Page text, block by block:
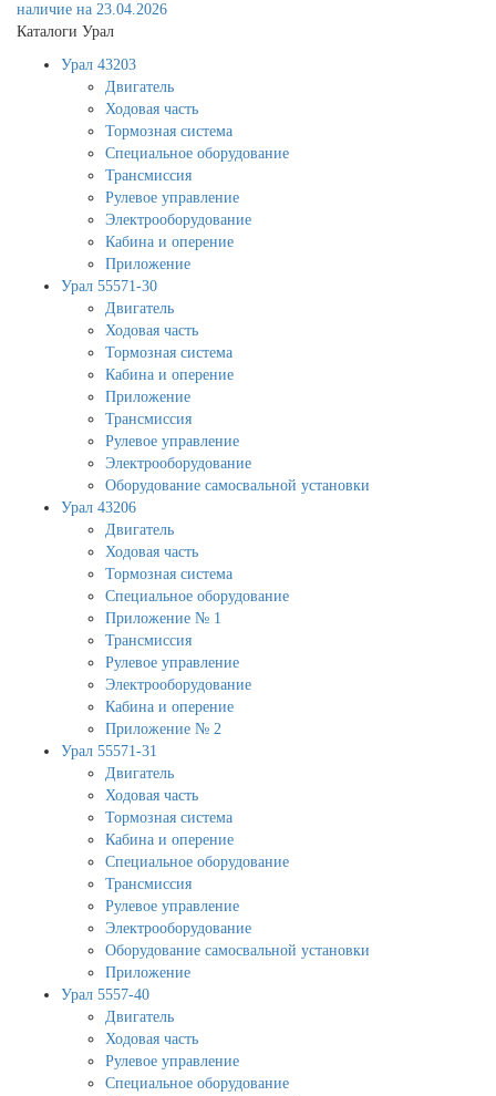
наличие на 23.04.2026
Каталоги Урал
Урал 43203
Двигатель
Ходовая часть
Тормозная система
Специальное оборудование
Трансмиссия
Рулевое управление
Электрооборудование
Кабина и оперение
Приложение
Урал 55571-30
Двигатель
Ходовая часть
Тормозная система
Кабина и оперение
Приложение
Трансмиссия
Рулевое управление
Электрооборудование
Оборудование самосвальной установки
Урал 43206
Двигатель
Ходовая часть
Тормозная система
Специальное оборудование
Приложение № 1
Трансмиссия
Рулевое управление
Электрооборудование
Кабина и оперение
Приложение № 2
Урал 55571-31
Двигатель
Ходовая часть
Тормозная система
Кабина и оперение
Специальное оборудование
Трансмиссия
Рулевое управление
Электрооборудование
Оборудование самосвальной установки
Приложение
Урал 5557-40
Двигатель
Ходовая часть
Рулевое управление
Специальное оборудование